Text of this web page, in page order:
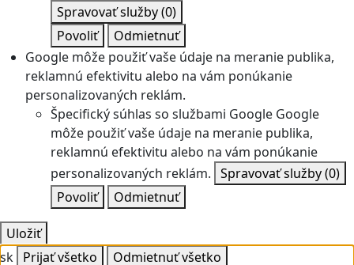
Spravovať služby(0)
Povoliť
Odmietnuť
Google môže použiť vaše údaje na meranie publika,
reklamnú efektivitu alebo na vám ponúkanie
personalizovaných reklám.
Špecifický súhlas so službami Google Google
môže použiť vaše údaje na meranie publika,
reklamnú efektivitu alebo na vám ponúkanie
personalizovaných reklám. Spravovať služby(0)
Povoliť
Odmietnuť
Uložiť
sk Prijať všetko Odmietnuť všetko